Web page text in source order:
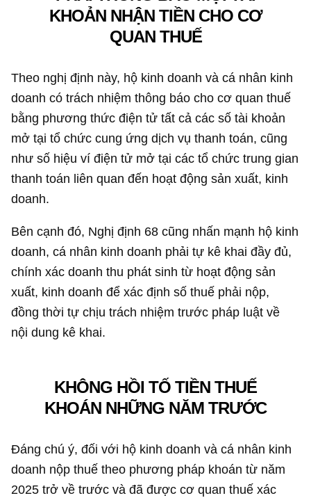
KHOẢN NHẬN TIỀN CHO CƠ
QUAN THUẾ
Theo nghị định này, hộ kinh doanh và cá nhân kinh
doanh có trách nhiệm thông báo cho cơ quan thuế
bằng phương thức điện tử tất cả các số tài khoản
mở tại tổ chức cung ứng dịch vụ thanh toán, cũng
như số hiệu ví điện tử mở tại các tổ chức trung gian
thanh toán liên quan đến hoạt động sản xuất, kinh
doanh.
Bên cạnh đó, Nghị định 68 cũng nhấn mạnh hộ kinh
doanh, cá nhân kinh doanh phải tự kê khai đầy đủ,
chính xác doanh thu phát sinh từ hoạt động sản
xuất, kinh doanh để xác định số thuế phải nộp,
đồng thời tự chịu trách nhiệm trước pháp luật về
nội dung kê khai.
KHÔNG HỒI TỐ TIỀN THUẾ
KHOÁN NHỮNG NĂM TRƯỚC
Đáng chú ý, đối với hộ kinh doanh và cá nhân kinh
doanh nộp thuế theo phương pháp khoán từ năm
2025 trở về trước và đã được cơ quan thuế xác